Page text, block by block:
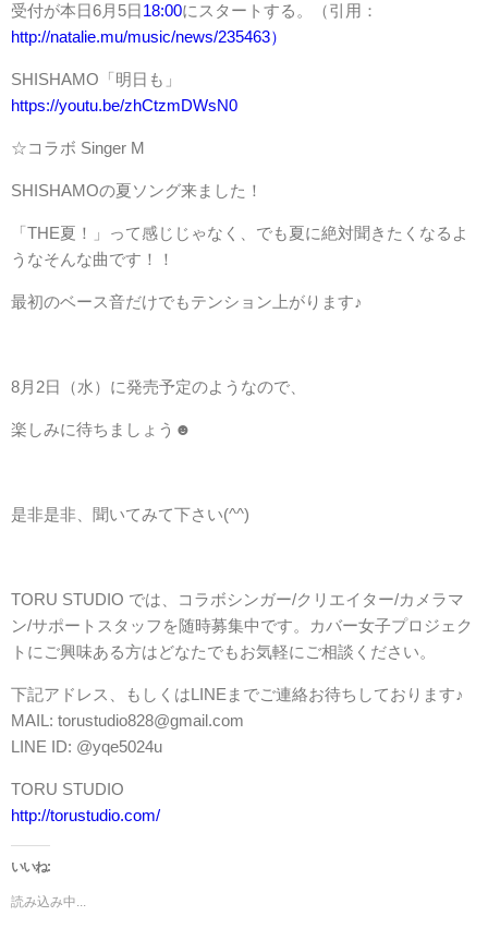
受付が本日6月5日18:00にスタートする。（引用：
http://natalie.mu/music/news/235463）
SHISHAMO「明日も」
https://youtu.be/zhCtzmDWsN0
☆コラボ Singer M
SHISHAMOの夏ソング来ました！
「THE夏！」って感じじゃなく、でも夏に絶対聞きたくなるよ
うなそんな曲です！！
最初のベース音だけでもテンション上がります♪
8月2日（水）に発売予定のようなので、
楽しみに待ちましょう☻
是非是非、聞いてみて下さい(^^)
TORU STUDIO では、コラボシンガー/クリエイター/カメラマ
ン/サポートスタッフを随時募集中です。カバー女子プロジェク
トにご興味ある方はどなたでもお気軽にご相談ください。
下記アドレス、もしくはLINEまでご連絡お待ちしております♪
MAIL: torustudio828@gmail.com
LINE ID: @yqe5024u
TORU STUDIO
http://torustudio.com/
いいね:
読み込み中...